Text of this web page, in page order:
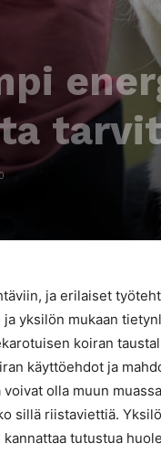
0
ja erilaiset
yksilön mukaan
koiran
käyttöehdot ja
olla muun
sillä riistaviettiä.
tutustua